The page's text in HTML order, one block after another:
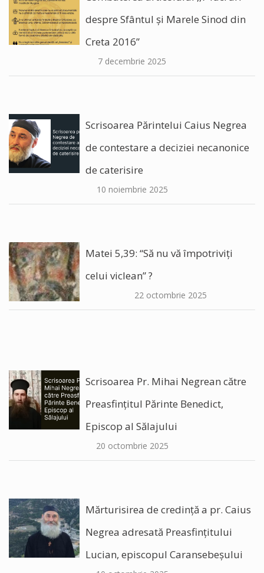
despre Sfântul și Marele Sinod din
Creta 2016”
7 decembrie 2025
Scrisoarea Părintelui Caius Negrea
de contestare a deciziei necanonice
de caterisire
10 noiembrie 2025
Matei 5,39: “Să nu vă împotriviți
celui viclean” ?
22 octombrie 2025
Scrisoarea Pr. Mihai Negrean către
Preasfințitul Părinte Benedict,
Episcop al Sălajului
20 octombrie 2025
Mărturisirea de credință a pr. Caius
Negrea adresată Preasfințitului
Lucian, episcopul Caransebeșului